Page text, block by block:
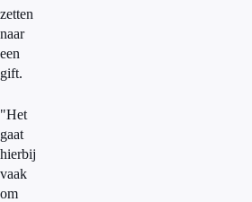
zetten
naar
een
gift.
"Het
gaat
hierbij
vaak
om